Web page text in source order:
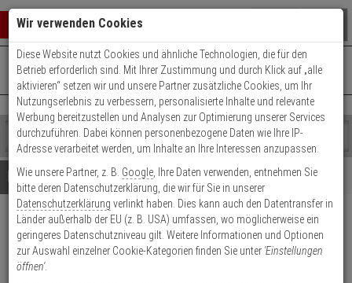
Warenkorb schließen
0 ARTIKEL IM WARENKORB
Ihr Warenkorb ist momentan leer.
Ergebnisse ()
Fertig
Shop
durchsuchen
Bitte
geben
Sie
mindestens
Zeichen
ein,
um
Es
wurde
noch
Kategorien
Suche
gestartet
+49 (0)821 899 493-0Mo. - Do.: 8:00 - 16:30 | Fr.: 8:00 - 14:00 Uhr
Kontaktservice nutzen
Details Beratung Beliebte 4K Ultra HD Artikel
Hanwha ARN-810S 8-Kanal
NVR 4K, USB, HDMI, PoE
Wir verwenden Cookies
Diese Website nutzt Cookies und ähnliche Technologien, die für den
Betrieb erforderlich sind. Mit Ihrer Zustimmung und durch Klick auf „alle
aktivieren“ setzen wir und unsere Partner zusätzliche Cookies, um Ihr
Nutzungserlebnis zu verbessern, personalisierte Inhalte und relevante
Werbung bereitzustellen und Analysen zur Optimierung unserer Services
durchzuführen. Dabei können personenbezogene Daten wie Ihre IP-
Adresse verarbeitet werden, um Inhalte an Ihre Interessen anzupassen.
Wie unsere Partner, z. B. Google , Ihre Daten verwenden, entnehmen Sie
bitte deren Datenschutzerklärung, die wir für Sie in unserer
Datenschutzerklärung verlinkt haben. Dies kann auch den Datentransfer in
Länder außerhalb der EU (z. B. USA) umfassen, wo möglicherweise ein
geringeres Datenschutzniveau gilt. Weitere Informationen und Optionen
zur Auswahl einzelner Cookie-Kategorien finden Sie unter 'Einstellungen
öffnen'.